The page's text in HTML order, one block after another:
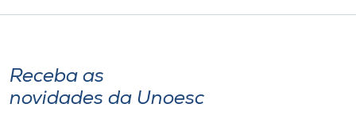
Receba as
novidades da Unoesc